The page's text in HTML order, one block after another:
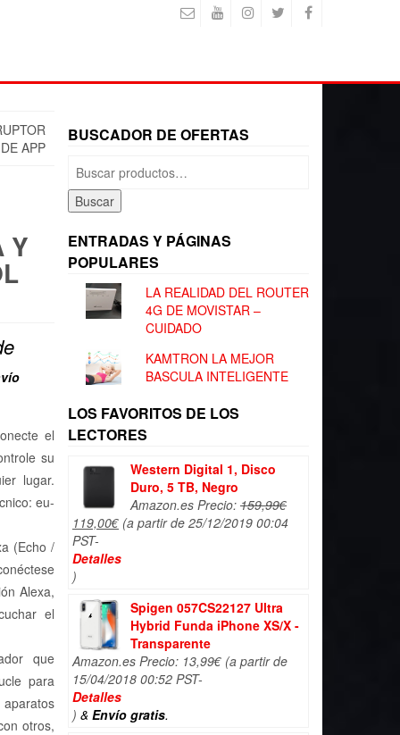
APP
Y
el
su
lugar.
eu-
(Echo /
Alexa,
el
que
para
otros,
BUSCADOR DE OFERTAS
Buscar
por:
Buscar
ENTRADAS Y PÁGINAS
POPULARES
LA REALIDAD DEL ROUTER
4G DE MOVISTAR –
CUIDADO
KAMTRON LA MEJOR
BASCULA INTELIGENTE
LOS FAVORITOS DE LOS
LECTORES
Western Digital 1, Disco
Duro, 5 TB, Negro
Amazon.es Precio: 159,99€
El
precio
original
era:
119,00€El
actual
(a partir de 25/12/2019 00:04
PST-
Detalles
)
Spigen 057CS22127 Ultra
Hybrid Funda iPhone XS/X -
Transparente
Amazon.es Precio: 13,99€ (a partir de
15/04/2018 00:52 PST-
Detalles
) & Envío gratis.